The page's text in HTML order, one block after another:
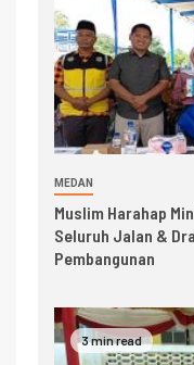
MEDAN
Muslim Harahap
Seluruh Jalan &
Pembangunan
3 min read